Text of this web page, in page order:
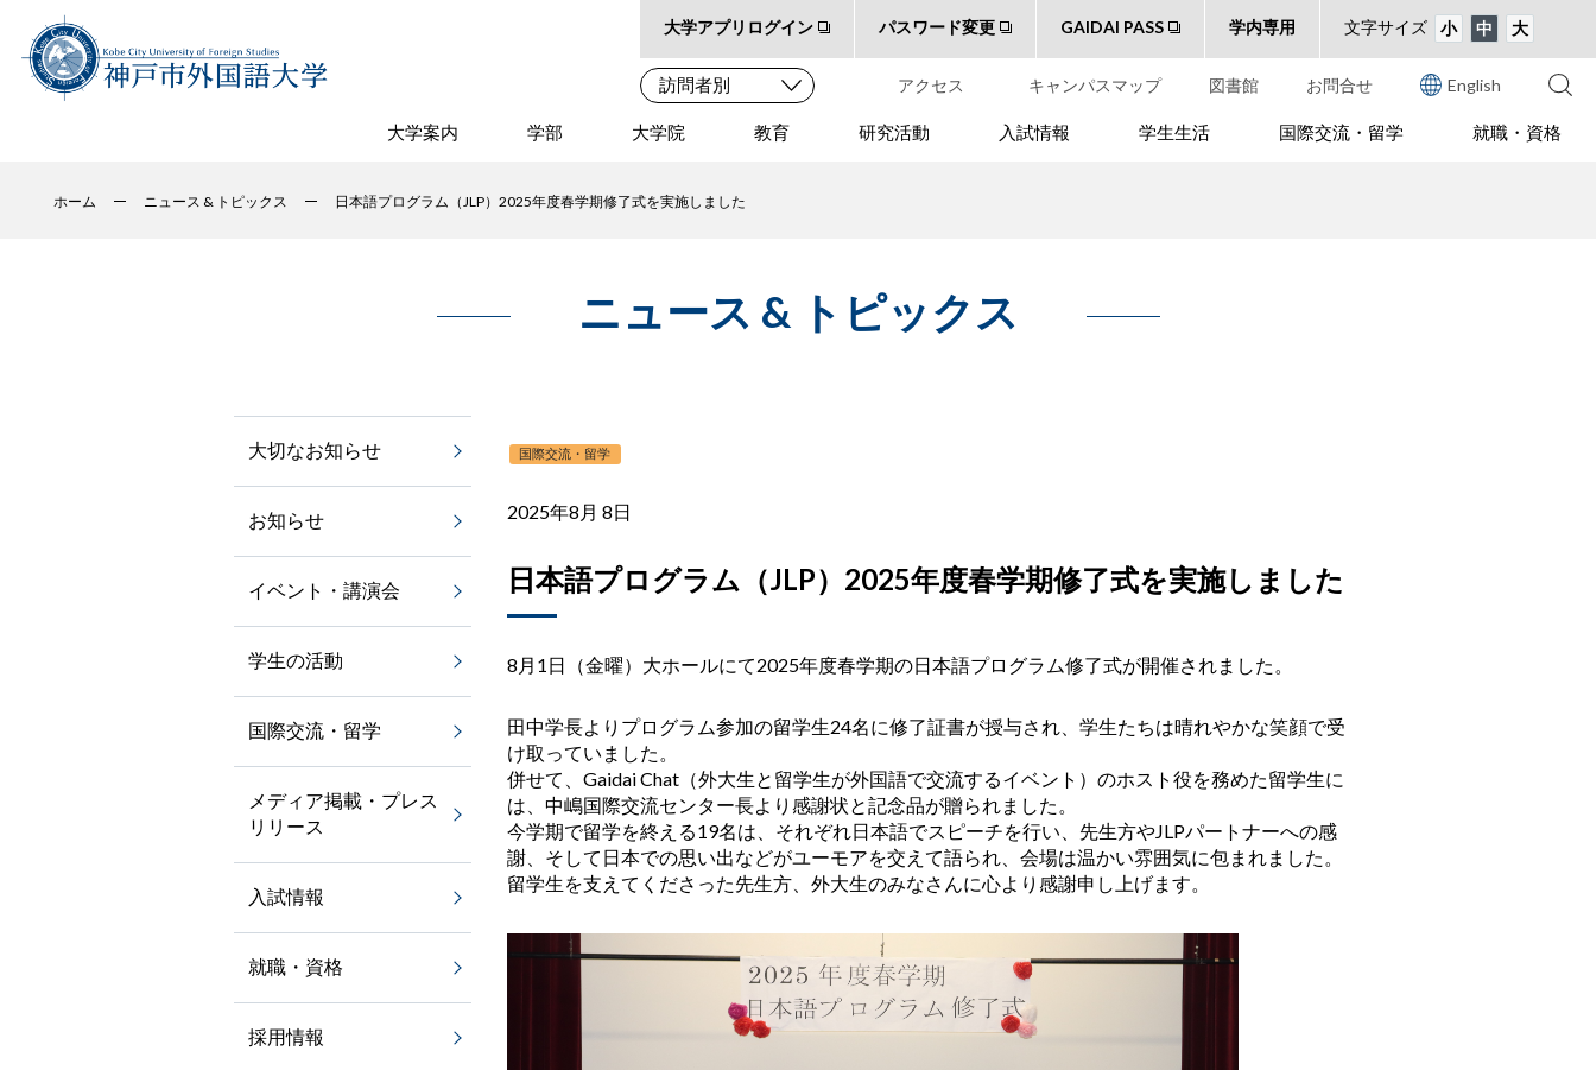
大学アプリログイン パスワード変更 GAIDAI PASS 学内専用 文字サイズ 小 中 大
アクセス キャンパスマップ 図書館 お問合せ English
大学案内 学部 大学院 教育 研究活動 入試情報 学生生活 国際交流・留学 就職・資格
ホーム ニュース & トピックス 日本語プログラム（JLP）2025年度春学期修了式を実施しました
ニュース & トピックス
国際交流・留学
2025年8月 8日
日本語プログラム（JLP）2025年度春学期修了式を実施しました
8月1日（金曜） 大ホールにて2025年度春学期の日本語プログラム修了式が開催されました。
田中学長よりプログラム参加の留学生24名に修了証書が授与され、学生たちは晴れやかな笑顔で受
け取っていました。
併せて、Gaidai Chat（外大生と留学生が外国語で交流するイベント）のホスト役を務めた留学生に
は、中嶋国際交流センター長より感謝状と記念品が贈られました。
今学期で留学を終える19名は、それぞれ日本語でスピーチを行い、先生方やJLPパートナーへの感
謝、そして日本での思い出などがユーモアを交えて語られ、会場は温かい雰囲気に包まれました。
留学生を支えてくださった先生方、外大生のみなさんに心より感謝申し上げます。
大切なお知らせ
お知らせ
イベント・講演会
学生の活動
国際交流・留学
メディア掲載・プレス
リリース
入試情報
就職・資格
採用情報